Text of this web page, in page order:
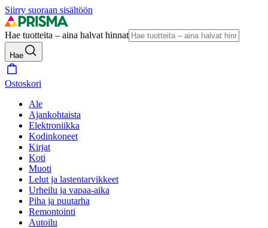
Siirry suoraan sisältöön
Hae tuotteita – aina halvat hinnat
Hae
Ostoskori
Ale
Ajankohtaista
Elektroniikka
Kodinkoneet
Kirjat
Koti
Muoti
Lelut ja lastentarvikkeet
Urheilu ja vapaa-aika
Piha ja puutarha
Remontointi
Autoilu